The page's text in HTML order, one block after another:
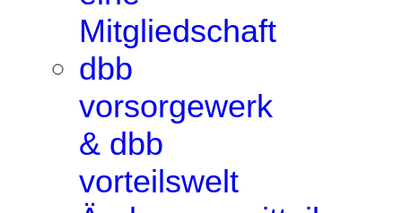
Mitgliedschaft
dbb
vorsorgewerk
& dbb
vorteilswelt